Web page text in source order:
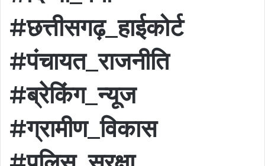
#छत्तीसगढ़_हाईकोर्ट
#पंचायत_राजनीति
#ब्रेकिंग_न्यूज
#ग्रामीण_विकास